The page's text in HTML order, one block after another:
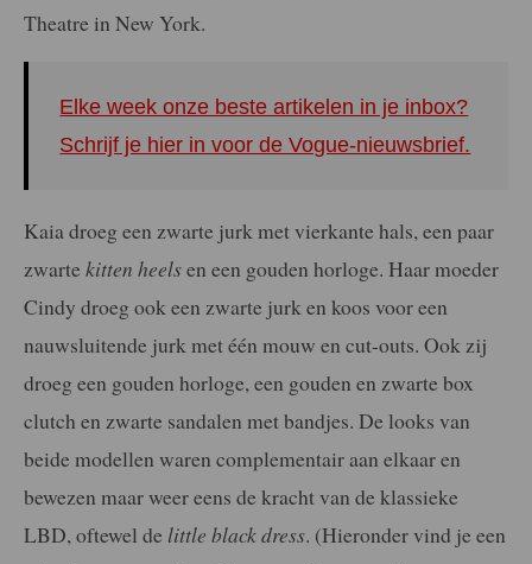
Theatre in New York.
Elke week onze beste artikelen in je inbox?
Schrijf je hier in voor de Vogue-nieuwsbrief.
Kaia droeg een zwarte jurk met vierkante hals, een paar
zwarte kitten heelsen een gouden horloge. Haar moeder
Cindy droeg ook een zwarte jurk en koos voor een
nauwsluitende jurk met één mouw en cut-outs. Ook zij
droeg een gouden horloge, een gouden en zwarte box
clutch en zwarte sandalen met bandjes. De looks van
beide modellen waren complementair aan elkaar en
bewezen maar weer eens de kracht van de klassieke
LBD, oftewel de little black dress. (Hieronder vind je een